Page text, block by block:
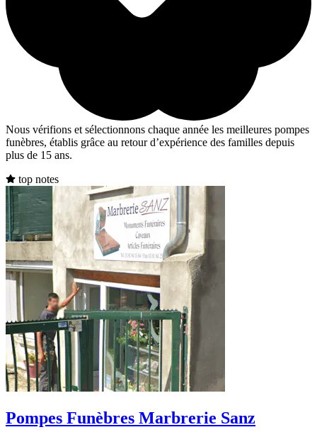
Nous vérifions et sélectionnons chaque année les meilleures pompes
funèbres, établis grâce au retour d’expérience des familles depuis
plus de 15 ans.
top notes
Pompes Funèbres Marbrerie Sanz